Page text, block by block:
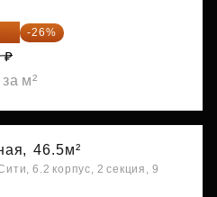
₽ -26%
₽
м²
46.5м²
6.2 корпус, 2 секция, 9